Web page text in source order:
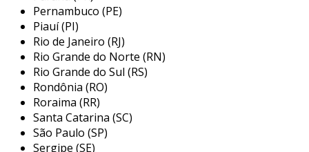
tipos de acoplamentos de diversos
módulos
existem vários tipos de acoplamentos
disponíveis no mercado. cada tipo oferece
características específicas que atendem a
diferentes necessidades. entre os mais comuns,
destacam-se:
Pernambuco (PE)
Piauí (PI)
Rio de Janeiro (RJ)
Rio Grande do Norte (RN)
Rio Grande do Sul (RS)
Rondônia (RO)
Roraima (RR)
Santa Catarina (SC)
São Paulo (SP)
Sergipe (SE)